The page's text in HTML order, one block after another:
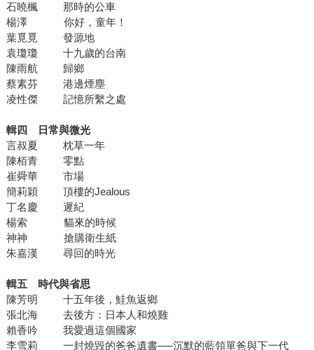
石曉楓 那時的公車
楊澤 你好，童年！
葉覓覓 發源地
袁瓊瓊 十九歲的台南
陳雨航 歸鄉
蔡素芬 港邊煙塵
凌性傑 記憶所繫之處
輯四 日常與微光
言叔夏 枕草一年
陳栢青 零點
崔舜華 市場
簡莉穎 頂樓的Jealous
丁名慶 遲紀
楊索 貓來的時候
神神 搶購衛生紙
朱嘉漢 尋回的時光
輯五 時代與省思
陳芳明 十五年後，鮭魚返鄉
張北海 去後方：日本人和燒雞
賴香吟 我愛過這個國家
李雪莉 一封燒毀的爸爸遺書──沉默的藍領單爸與下一代